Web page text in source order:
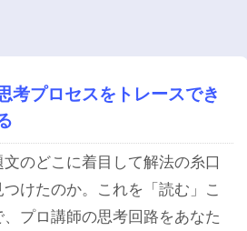
考プロセスをトレースでき
文のどこに着目して解法の糸口
つけたのか。これを「読む」こ
、プロ講師の思考回路をあなた